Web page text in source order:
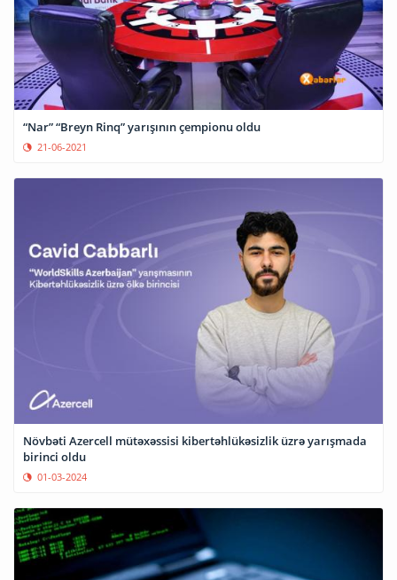
“Nar” “Breyn Rinq” yarışının çempionu oldu
21-06-2021
Növbəti Azercell mütəxəssisi kibertəhlükəsizlik üzrə yarışmada
birinci oldu
01-03-2024